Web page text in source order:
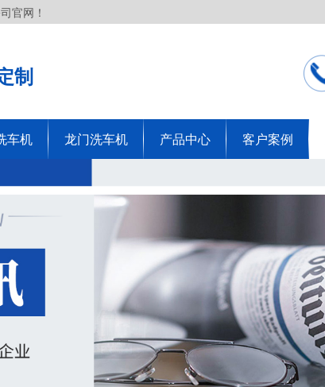
官网！
制
车机 龙门洗车机 产品中心 客户案例